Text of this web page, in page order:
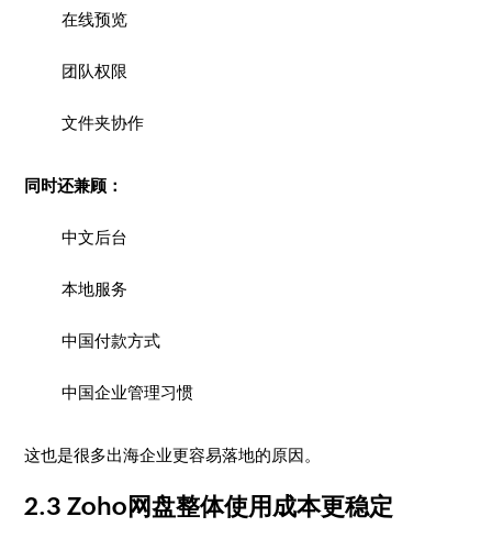
在线预览
团队权限
文件夹协作
同时还兼顾：
中文后台
本地服务
中国付款方式
中国企业管理习惯
这也是很多出海企业更容易落地的原因。
2.3 Zoho网盘整体使用成本更稳定